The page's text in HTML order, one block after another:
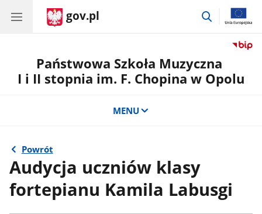
gov.pl
przejdź
Państwowa Szkoła Muzyczna
I i II stopnia im. F. Chopina w Opolu
MENU
Powrót
Audycja uczniów klasy
fortepianu Kamila Labusgi